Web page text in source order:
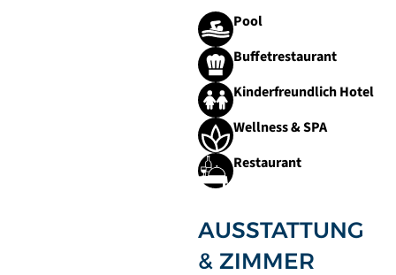
Pool
Buffetrestaurant
Kinderfreundlich Hotel
Wellness & SPA
Restaurant
AUSSTATTUNG
& ZIMMER